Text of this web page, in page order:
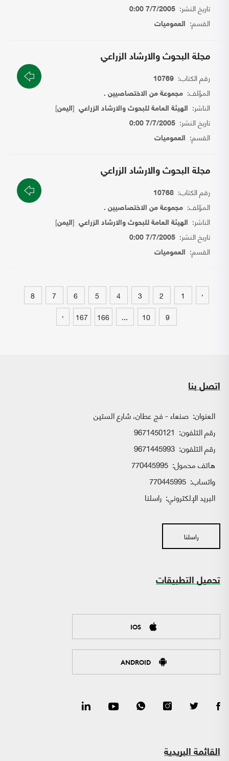
تاريخ النشر: 7/7/2005 0:00
القسم: العموميات
مجلة البحوث والارشاد الزراعي
رقم الكتاب: 10769
المؤلف: مجموعة من الاختصاصيين .
الناشر: الهيئة العامة للبحوث والارشاد الزراعي [اليمن]
تاريخ النشر: 7/7/2005 0:00
القسم: العموميات
مجلة البحوث والارشاد الزراعي
رقم الكتاب: 10768
المؤلف: مجموعة من الاختصاصيين .
الناشر: الهيئة العامة للبحوث والارشاد الزراعي [اليمن]
تاريخ النشر: 7/7/2005 0:00
القسم: العموميات
‹
1
2
3
4
5
6
7
8
9
10
...
166
167
›
اتصل بنا
العنوان: صنعاء - فج عطان، شارع الستين
رقم التلفون: 9671450121
رقم التلفون: 9671445993
هاتف محمول: 770445995
واتساب:
البريد الإلكتروني: راسلنا
راسلنا
تحميل التطبيقات
IOS
ANDROID
القائمة البريدية